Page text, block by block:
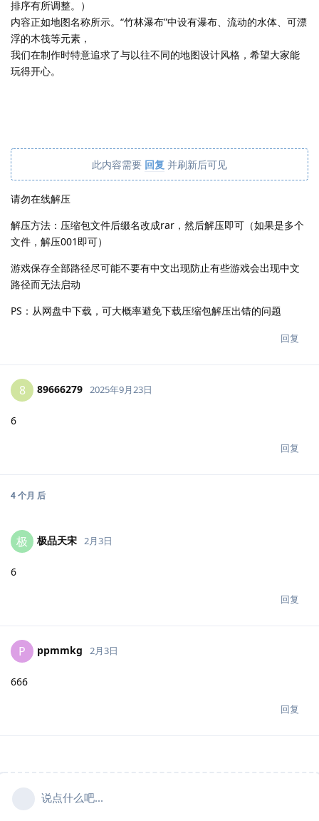
排序有所调整。）
内容正如地图名称所示。“竹林瀑布”中设有瀑布、流动的水体、可漂
浮的木筏等元素，
我们在制作时特意追求了与以往不同的地图设计风格，希望大家能
玩得开心。
此内容需要 回复 并刷新后可见
请勿在线解压
解压方法：压缩包文件后缀名改成rar，然后解压即可（如果是多个
文件，解压001即可）
游戏保存全部路径尽可能不要有中文出现防止有些游戏会出现中文
路径而无法启动
PS：从网盘中下载，可大概率避免下载压缩包解压出错的问题
回复
8 89666279 2025年9月23日
6
回复
4 个月 后
极 极品天宋 2月3日
6
回复
P ppmmkg 2月3日
666
回复
说点什么吧...